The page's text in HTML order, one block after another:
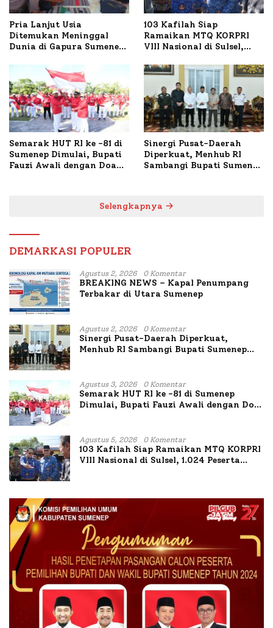
Pria Lanjut Usia
Ditemukan Meninggal
Dunia di Gapura Sumenep,
103 Kafilah Siap
Ramaikan MTQ KORPRI
VIII Nasional di Sulsel,
Semarak HUT RI ke -81 di
Sumenep Dimulai, Bupati
Fauzi Awali dengan Doa
Sinergi Pusat-Daerah
Diperkuat, Menhub RI
Sambangi Bupati Sumenep
Selengkapnya
DEMARKASI POPULER
Agustus 2, 2026 0 Komentar
BREAKING NEWS – Kapal Penumpang
Terbakar di Utara Sumenep
Agustus 2, 2026 0 Komentar
Sinergi Pusat-Daerah Diperkuat,
Menhub RI Sambangi Bupati Sumenep
Agustus 3, 2026 0 Komentar
Semarak HUT RI ke -81 di Sumenep
Dimulai, Bupati Fauzi Awali dengan Doa
Agustus 5, 2026 0 Komentar
103 Kafilah Siap Ramaikan MTQ KORPRI
VIII Nasional di Sulsel, 1.024 Peserta